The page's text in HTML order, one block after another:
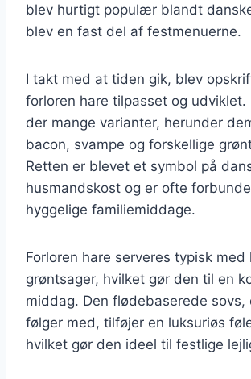
blev hurtigt populær blandt
blev en fast del af festmenuerne.
I takt med at tiden gik, blev
forloren hare tilpasset og udviklet.
der mange varianter, herunder
bacon, svampe og forskellige
Retten er blevet et symbol på
husmandskost og er ofte
hyggelige familiemiddage.
Forloren hare serveres typisk
grøntsager, hvilket gør den til en
middag. Den flødebaserede sovs,
følger med, tilføjer en luksuriøs
hvilket gør den ideel til festlige